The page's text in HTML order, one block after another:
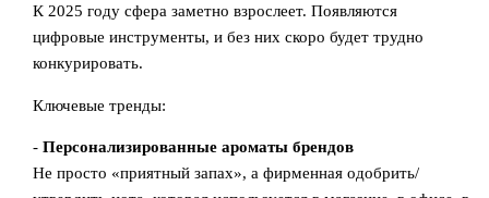
К 2025 году сфера заметно взрослеет. Появляются
цифровые инструменты, и без них скоро будет трудно
конкурировать.
Ключевые тренды:
-Персонализированные ароматы брендов
Не просто «приятный запах», а фирменная одобрить/